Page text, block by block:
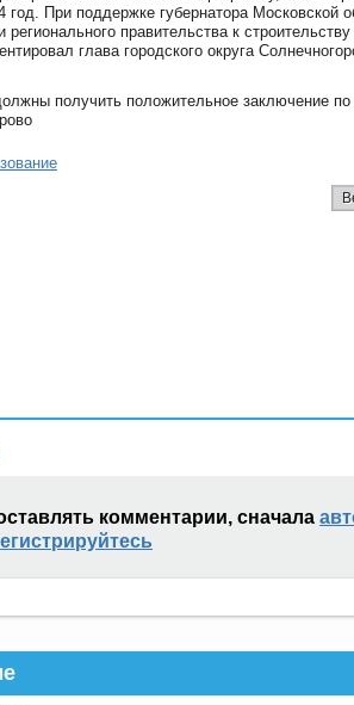
год. При поддержке губернатора Московской
правительства к
глава городского округа
получить положительное заключение по
комментарии, сначала